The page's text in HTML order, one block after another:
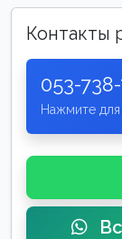
Контакты
053-
Нажмите для